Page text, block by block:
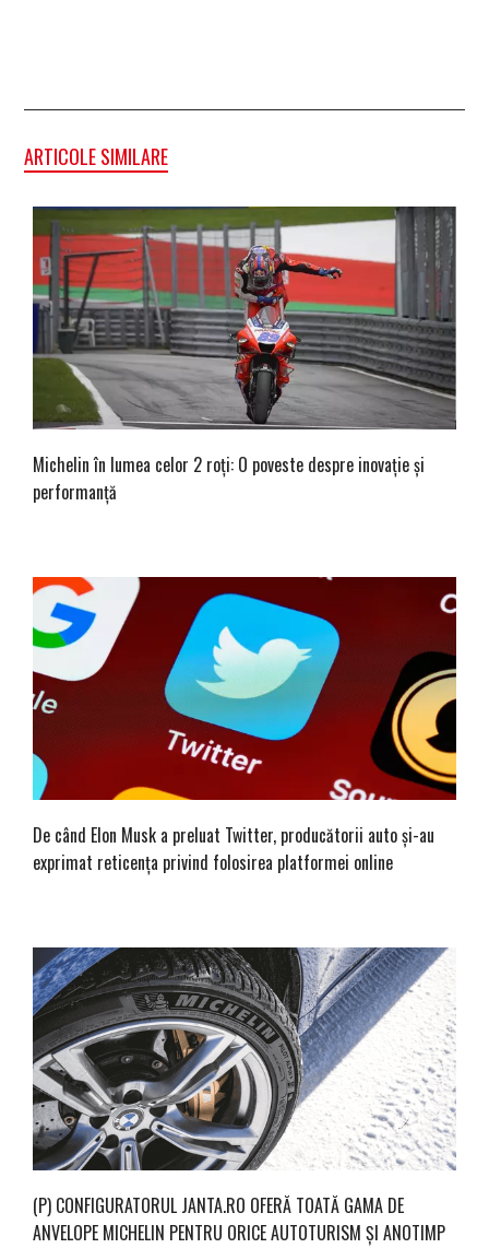
ARTICOLE SIMILARE
Michelin în lumea celor 2 roți: O poveste despre inovație și
performanță
De când Elon Musk a preluat Twitter, producătorii auto și-au
exprimat reticența privind folosirea platformei online
(P) CONFIGURATORUL JANTA.RO OFERĂ TOATĂ GAMA DE
ANVELOPE MICHELIN PENTRU ORICE AUTOTURISM ȘI ANOTIMP